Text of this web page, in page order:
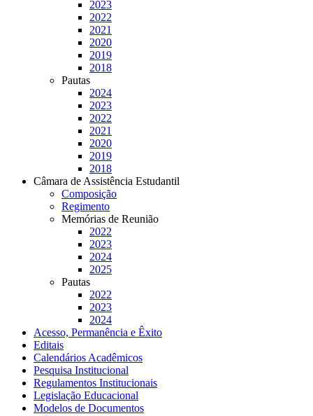
2023
2022
2021
2020
2019
2018
Pautas
2024
2023
2022
2021
2020
2019
2018
Câmara de Assistência Estudantil
Composição
Regimento
Memórias de Reunião
2022
2023
2024
2025
Pautas
2022
2023
2024
Acesso, Permanência e Êxito
Editais
Calendários Acadêmicos
Pesquisa Institucional
Regulamentos Institucionais
Legislação Educacional
Modelos de Documentos